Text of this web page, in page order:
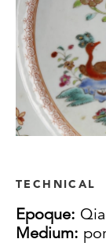
TECHNICAL
Epoque:
Medium: